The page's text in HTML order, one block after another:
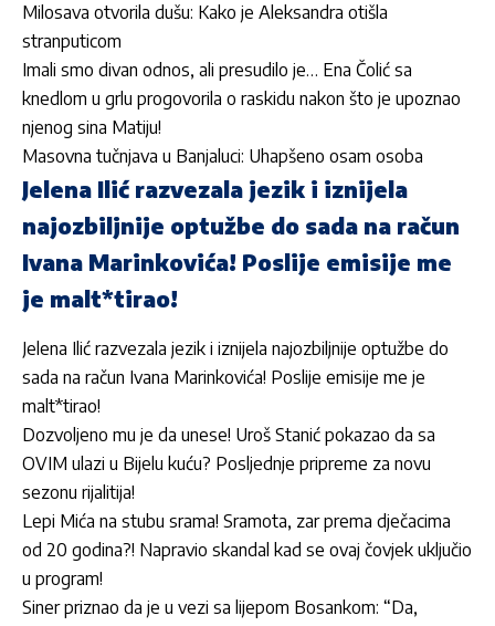
Milosava otvorila dušu: Kako je Aleksandra otišla
stranputicom
Imali smo divan odnos, ali presudilo je… Ena Čolić sa
knedlom u grlu progovorila o raskidu nakon što je upoznao
njenog sina Matiju!
Masovna tučnjava u Banjaluci: Uhapšeno osam osoba
Jelena Ilić razvezala jezik i iznijela
najozbiljnije optužbe do sada na račun
Ivana Marinkovića! Poslije emisije me
je malt*tirao!
Jelena Ilić razvezala jezik i iznijela najozbiljnije optužbe do
sada na račun Ivana Marinkovića! Poslije emisije me je
malt*tirao!
Dozvoljeno mu je da unese! Uroš Stanić pokazao da sa
OVIM ulazi u Bijelu kuću? Posljednje pripreme za novu
sezonu rijalitija!
Lepi Mića na stubu srama! Sramota, zar prema dječacima
od 20 godina?! Napravio skandal kad se ovaj čovjek uključio
u program!
Siner priznao da je u vezi sa lijepom Bosankom: “Da,